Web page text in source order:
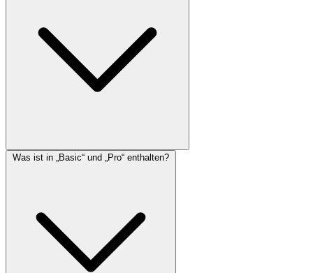
Was ist in „Basic“ und „Pro“ enthalten?